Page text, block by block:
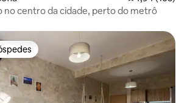
no centro da cidade, perto do metrô